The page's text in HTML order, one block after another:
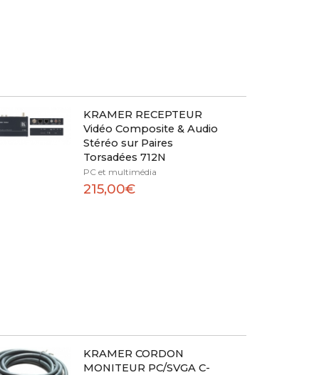
KRAMER RECEPTEUR
Vidéo Composite & Audio
Stéréo sur Paires
Torsadées 712N
PC et multimédia
215,00€
KRAMER CORDON
MONITEUR PC/SVGA C-